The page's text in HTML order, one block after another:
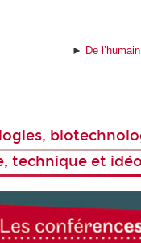
► De
technique et